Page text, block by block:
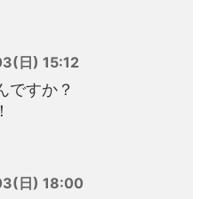
日) 15:12
ですか？
日) 18:00